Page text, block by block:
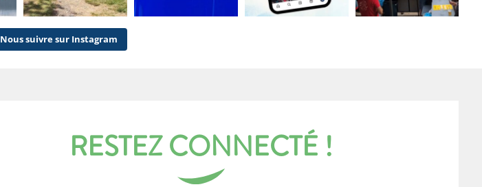
Nous suivre sur Instagram
RESTEZ CONNECTÉ !